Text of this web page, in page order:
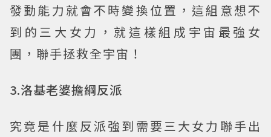
發動能力就會不時變換位置，這組意想不
到的三大女力，就這樣組成宇宙最強女
團，聯手拯救全宇宙！
3.洛基老婆擔綱反派
究竟是什麼反派強到需要三大女力聯手出